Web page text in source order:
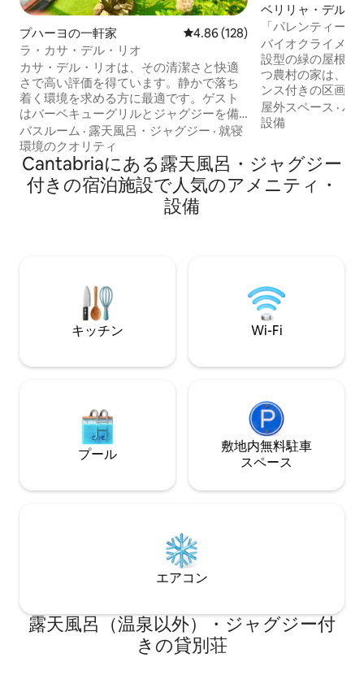
プハーヨの一軒家 レビュー128件、5つ星中4.86つ
4.86 (128)
ラ・カサ・デル・リオ
カサ・デル・リオは、その清潔さと快適
さで高い評価を得ています。静かで落ち
着く環境を求める方に最適です。ゲスト
はバーベキューグリルとジャグジーを備
えた庭園を高く評価しています。さら
に、2020年にカンタブリアの町として受
賞したこの村は、自然と文化の両方を楽
しめる環境を提供しています。冬には、
アルト・カンポーでスキーを楽しむこと
バスルーム · 露天風呂・ジャグジー · 就寝
環境のクオリティ
ベリリャ・デル・
オンのコテージ
「パレンティー
34/361
バイオクライメテ
設型の緑の屋根（
つ農村の家は、
ンス付きの区画に
ーナ山岳自然公園
池のふもとに位置
方メートルのリビ
バスルーム2室、
����器、冷蔵庫
屋外スペース ·ハ
設備
Cantabriaにある露天風呂・ジャグジー
付きの宿泊施設で人気のアメニティ・
設備
キッチン Wi-Fi
プール
敷地内無料駐⁠車
ス⁠ペ⁠ー⁠ス
エアコン
露天風呂（温泉以外）・ジャグジー付
きの貸別荘